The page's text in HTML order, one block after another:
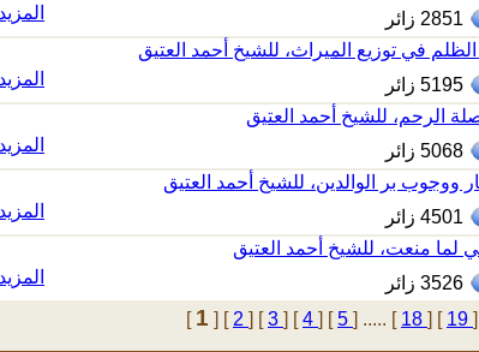
المزيد
2851 زائر
في توزيع الميراث، للشيخ أحمد العتيق
المزيد
5195 زائر
الرحم، للشيخ أحمد العتيق
المزيد
5068 زائر
ووجوب بر الوالدين، للشيخ أحمد العتيق
المزيد
4501 زائر
لما منعت، للشيخ أحمد العتيق
المزيد
3526 زائر
[ 1 ] [ 2 ] [3 ] [4 ] [5 ] ..... [ 18 ] [ 19 ]